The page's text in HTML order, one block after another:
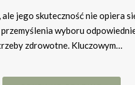
jego skuteczność nie opiera
wyboru
zdrowotne. Kluczowym…